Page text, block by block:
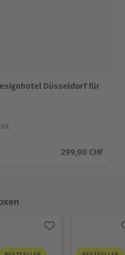
Düsseldorf für
auf 2 BewertungenAktueller Preis
299,90 CHF